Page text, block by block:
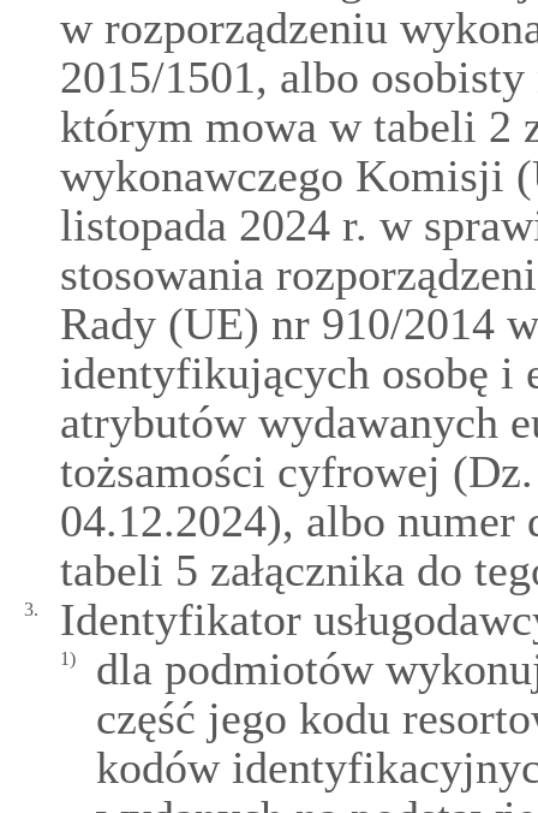
w rozporządzeniu
2015/1501, albo
którym mowa w tabeli 2
wykonawczego Komisji
listopada 2024 r. w
stosowania
Rady (UE) nr 910/2014
identyfikujących osobę i
atrybutów wydawanych
tożsamości cyfrowej
04.12.2024), albo
tabeli 5 załącznika do
3. Identyfikator
1)
dla podmiotów
część jego kodu
kodów